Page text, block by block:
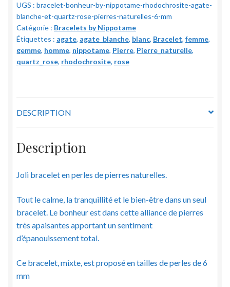
Nippotame
-
Rhodochrosite,
Agate
blanche
-
-
mm
UGS : bracelet-bonheur-by-nippotame-rhodochrosite-agate-
blanche-et-quartz-rose-pierres-naturelles-6-mm
Catégorie : Bracelets by Nippotame
Étiquettes : agate, agate_blanche, blanc, Bracelet, femme,
gemme, homme, nippotame, Pierre, Pierre_naturelle,
quartz_rose, rhodochrosite, rose
DESCRIPTION
Description
Joli bracelet en perles de pierres naturelles.
Tout le calme, la tranquillité et le bien-être dans un seul
bracelet. Le bonheur est dans cette alliance de pierres
très apaisantes apportant un sentiment
d’épanouissement total.
Ce bracelet, mixte, est proposé en tailles de perles de 6
mm